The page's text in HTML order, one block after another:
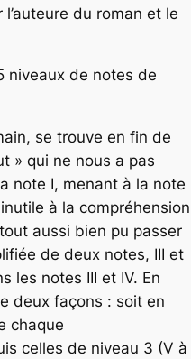
du roman et le
niveaux de notes de
se trouve en fin de
» qui ne nous a pas
note I, menant à la note
à la compréhension
aussi bien pu passer
de deux notes, III et
les notes III et IV. En
deux façons : soit en
chaque
celles de niveau 3 (V à